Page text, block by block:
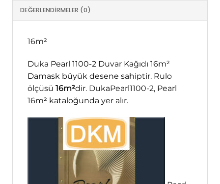
DEĞERLENDIRMELER (0)
16m²
Duka Pearl 1100-2 Duvar Kağıdı 16m²
Damask büyük desene sahiptir. Rulo
ölçüsü 16m²dir. DukaPearl1100-2, Pearl
16m² kataloğunda yer alır.